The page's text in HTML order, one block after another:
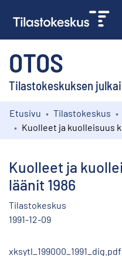
OTOS
Tilastokeskuksen
Kokoelmat
Etusivu Tilastokeskus
Kuolleet ja
läänit 1986
Tilastokeskus
1991-12-09
xksytl_199000_1991_dig.pdf